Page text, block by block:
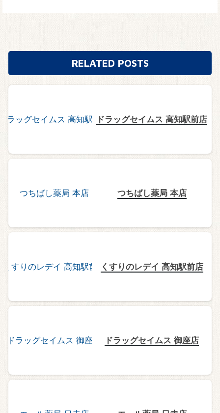
RELATED POSTS
ドラッグセイムス 高知駅前店
つちばし薬局 本店
くすりのレデイ 高知駅前店
ドラッグセイムス 御座店